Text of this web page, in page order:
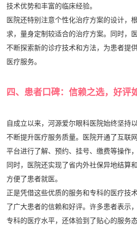
技术优势和丰富的临床经验。
医院还特别注意个性化治疗方案的设计，
求，量身定制较适合的治疗方案。同时，
不断探索新的诊疗技术和方法，为患者提
医疗服务。
四、患者口碑：信赖之选，好评
自成立以来，河源爱尔眼科医院始终坚持
不断提升医疗服务质量。医院开通了互联
平台进行了解、预约、挂号、缴费等操作
同时，医院还实现了省内外社保异地结算
方便了患者就医。
正是凭借这些优质的服务和专科的医疗技
了广大患者的信赖和好评。许多患者表示
专科的医疗水平，还体验到了贴心的服务